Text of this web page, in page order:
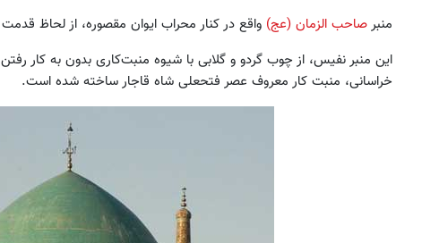
منبرصاحب الزمان (عج) واقع در کنار محراب ایوان مقصوره، از لحاظ
این منبر نفیس، از چوب گردو و گلابی با شیوه منبت‌کاری بدون به کار
خراسانی، منبت کار معروف عصر فتحعلی شاه قاجار ساخته شده است.